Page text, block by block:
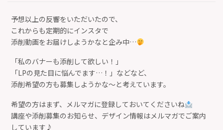
予想以上の反響をいただいたので、
これからも定期的にインスタで
添削動画をお届けしようかなと企み中…
「私のバナーも添削して欲しい！」
「LPの見た目に悩んでます…！」などなど、
添削希望の方も募集しようかな〜と考えています。
希望の方はまず、メルマガに登録しておいてくださいね
講座や添削募集のお知らせ、デザイン情報はメルマガでご案内
しています♪